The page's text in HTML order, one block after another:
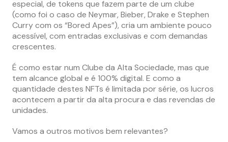
especial, de tokens que fazem parte de um clube
(como foi o caso de Neymar, Bieber, Drake e Stephen
Curry com os “Bored Apes”), cria um ambiente pouco
acessível, com entradas exclusivas e com demandas
crescentes.
É como estar num Clube da Alta Sociedade, mas que
tem alcance global e é 100% digital. E como a
quantidade destes NFTs é limitada por série, os lucros
acontecem a partir da alta procura e das revendas de
unidades.
Vamos a outros motivos bem relevantes?